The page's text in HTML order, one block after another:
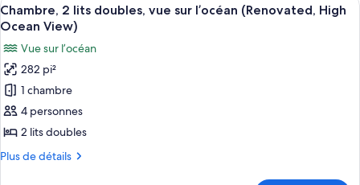
grand
lit,
vue
sur
l’océan
(Princess
Wing)
très
grand
vue
sur
l’océan
(Princess
Wing)
toutes
photos
pour
ce
type
de
chambre :
6
Chambre, 2 lits doubles, vue sur l’océan (Renovated, High
Ocean View)
Vue sur l’océan
282 pi²
1 chambre
4 personnes
2 lits doubles
Plus de détails
Plus